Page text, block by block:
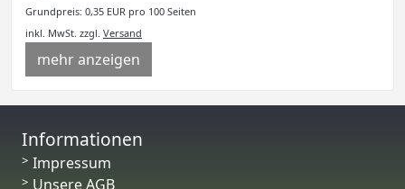
Grundpreis: 0,35 EUR pro 100 Seiten
inkl. MwSt. zzgl. Versand
mehr anzeigen
Informationen
Impressum
Unsere AGB